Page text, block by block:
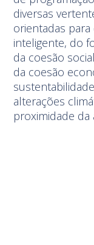
diversas
orientadas
inteligente, do
da coesão
da coesão
alterações
proximidade da